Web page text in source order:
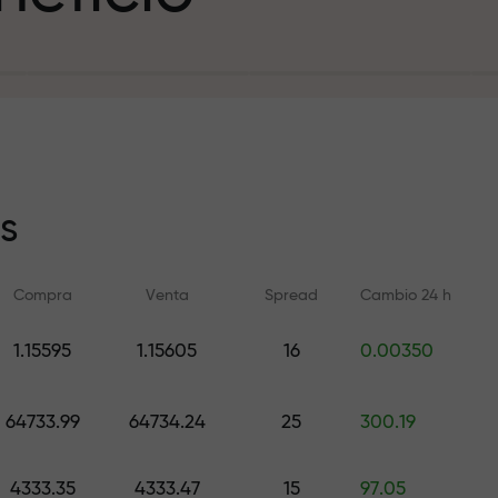
en la pista
de regalos
Compra Venta Spread Cambio 24 h
1.15595 1.15605 16 0.00350
64733.99 64734.24 25 300.19
4333.35 4333.47 15 97.05
Aprenda a operar desde cero —
Pronósticos diarios de